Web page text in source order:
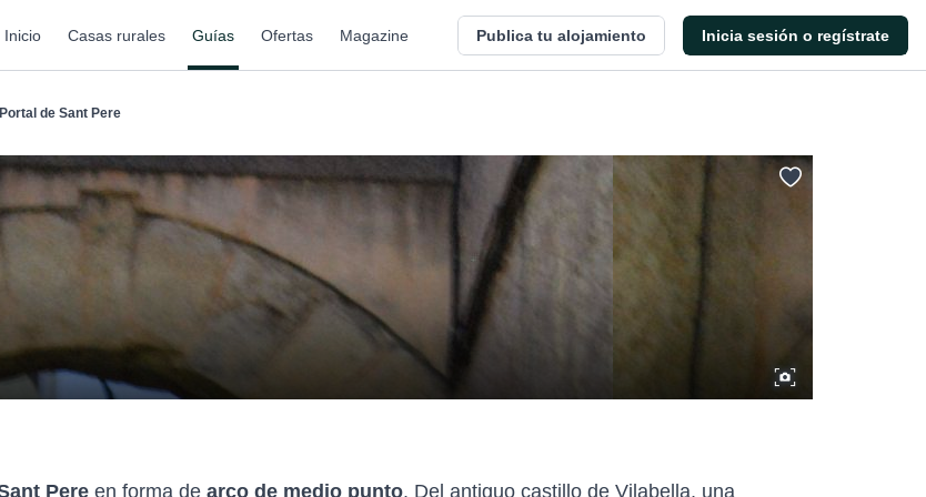
Inicio Casas rurales Guías Ofertas Magazine Publica tu alojamiento Inicia sesión o regístrate
Portal de Sant Pere
Pere en forma de arco de medio punto. Del antiguo castillo de Vilabella, una